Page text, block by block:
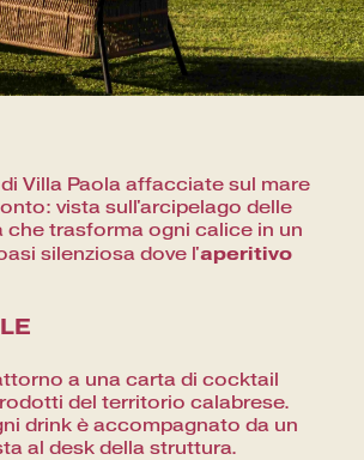
Villa Paola affacciate sul mare
vista sull'arcipelago delle
che trasforma ogni calice in un
silenziosa dove l'aperitivo
a una carta di cocktail
del territorio calabrese.
drink è accompagnato da un
al desk della struttura.